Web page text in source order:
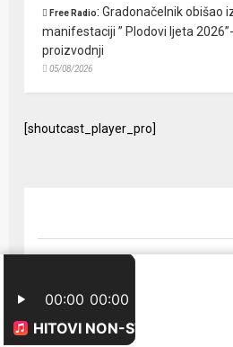
Free Radio:Gradonačelnik obišao
manifestaciji ” Plodovi ljeta
proizvodnji
05/08/2026
[shoutcast_player_pro]
© 2024 Free Radio Prijedor. Sva prava